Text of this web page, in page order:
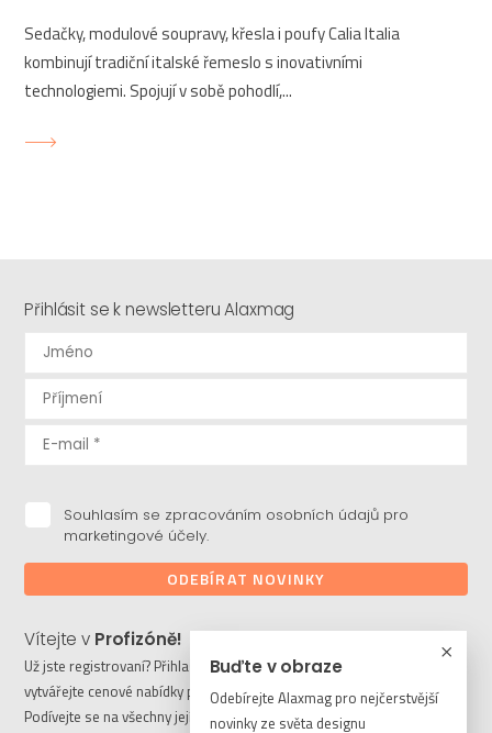
Sedačky, modulové soupravy, křesla i poufy Calia Italia
kombinují tradiční italské řemeslo s inovativními
technologiemi. Spojují v sobě pohodlí,...
Buďte v obraze
Odebírejte Alaxmag pro nejčerstvější
novinky ze světa designu
Přihlásit se k newsletteru Alaxmag
Souhlasím se zpracováním osobních údajů pro
marketingové účely.
ODEBÍRAT NOVINKY
Vítejte v Profizóně!
Už jste registrovaní? Přihlaste se a stahujte potřebné soubory či
vytvářejte cenové nabídky pro vaše klienty. Ještě nejste členem?
Podívejte se na všechny její výhody a registrujte se ještě dnes.